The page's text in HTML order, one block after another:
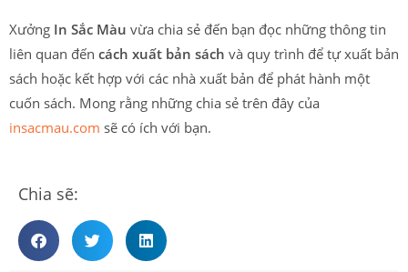
Xưởng In Sắc Màu vừa chia sẻ đến bạn đọc những thông tin
liên quan đến cách xuất bản sách và quy trình để tự xuất bản
sách hoặc kết hợp với các nhà xuất bản để phát hành một
cuốn sách. Mong rằng những chia sẻ trên đây của
insacmau.com sẽ có ích với bạn.
Chia sẽ: